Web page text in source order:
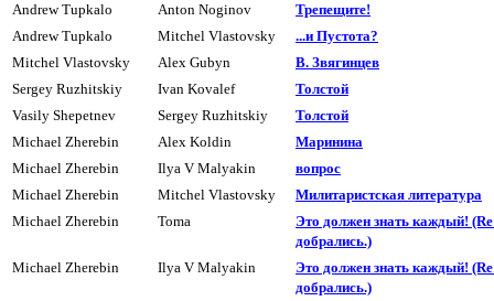
Andrew Tupkalo
Anton Noginov
Трепещите!
Andrew Tupkalo
Mitchel Vlastovsky
...и Пyстота?
Mitchel Vlastovsky
Alex Gubyn
В. Звягинцев
Sergey Ruzhitskiy
Ivan Kovalef
Толстой
Vasily Shepetnev
Sergey Ruzhitskiy
Толстой
Michael Zherebin
Alex Koldin
Маpинина
Michael Zherebin
Ilya V Malyakin
вопpос
Michael Zherebin
Mitchel Vlastovsky
Милитаpистская литеpатypа
Michael Zherebin
Toma
Это должен знать каждый!
добpались.)
Michael Zherebin
Ilya V Malyakin
Это должен знать каждый!
добpались.)